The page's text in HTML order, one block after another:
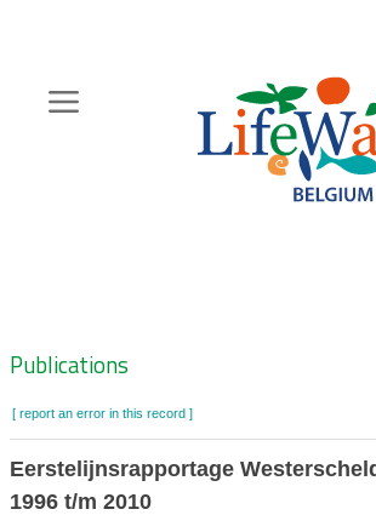
content
Zoeknavigatie
Publications
[ report an error in this record ]
Eerstelijnsrapportage
1996 t/m 2010